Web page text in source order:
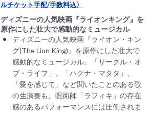
ルチケット手配/手数料込〉
ディズニーの人気映画『ライオンキング』を
原作にした壮大で感動的なミュージカル
ディズニーの人気映画『ライオン・キン
グ(The Lion King)』を原作にした壮大で
感動的なミュージカル。「サークル・オ
ブ・ライフ」、「ハクナ・マタタ」、
「愛を感じて」など聞いたことのある歌
の生演奏も。呪術師「ラフィキ」の存在
感のあるパフォーマンスには圧倒されま